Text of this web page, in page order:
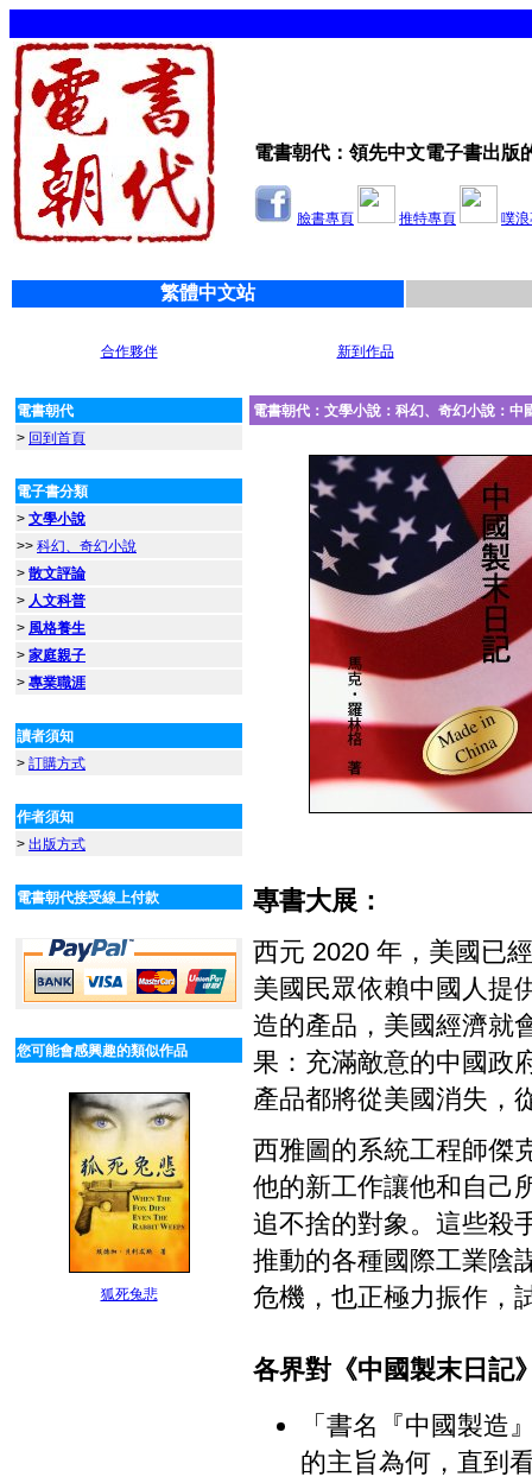
電書朝代：領先中文電子書出版
臉書專頁 推特專頁 噗
繁體中文站
合作夥伴 新到作品
電書朝代
> 回到首頁
電子書分類
> 文學小說
>> 科幻、奇幻小說
> 散文評論
> 人文科普
> 風格養生
> 家庭親子
> 專業職涯
讀者須知
> 訂購方式
作者須知
> 出版方式
電書朝代接受線上付款
您可能會感興趣的類似作品
狐死兔悲
電書朝代：文學小說：科幻、奇幻小說：中
專書大展：
西元 2020 年，美國已
美國民眾依賴中國人
造的產品，美國經濟就
果：充滿敵意的中國政
產品都將從美國消失，
西雅圖的系統工程師傑
他的新工作讓他和自己
追不捨的對象。這些殺
推動的各種國際工業陰
危機，也正極力振作，
各界對《中國製末日記
「書名『中國製造
的主旨為何，直到